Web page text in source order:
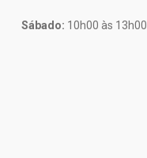
Sábado: 10h00 às 13h00